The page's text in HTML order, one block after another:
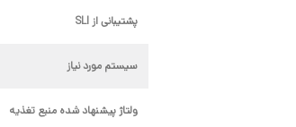
پشتیبانی از SLI
سیستم مورد نیاز
ولتاژ پیشنهاد شده منبع تغذیه